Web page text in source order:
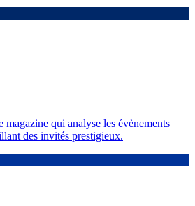
qui analyse les évènements
des invités prestigieux.